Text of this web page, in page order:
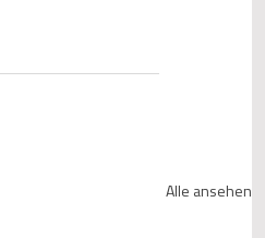
Alle ansehen